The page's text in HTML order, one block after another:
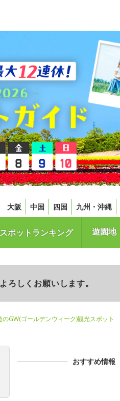
大阪 中国 四国 九州・沖縄
ポットランキング 遊園地
しくお願いします。
のGW(ゴールデンウィーク)観光スポット
おすすめ情報